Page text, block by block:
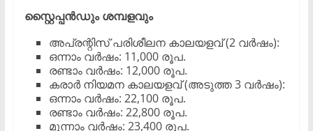
​സ്റ്റൈപ്പൻഡും ശമ്പളവും
​അപ്രന്റിസ് പരിശീലന കാലയളവ് (2 വർഷം):
​ഒന്നാം വർഷം: 11,000 രൂപ.
​രണ്ടാം വർഷം: 12,000 രൂപ.
​കരാർ നിയമന കാലയളവ് (അടുത്ത 3 വർഷം):
​ഒന്നാം വർഷം: 22,100 രൂപ.
​രണ്ടാം വർഷം: 22,800 രൂപ.
​മൂന്നാം വർഷം: 23,400 രൂപ.